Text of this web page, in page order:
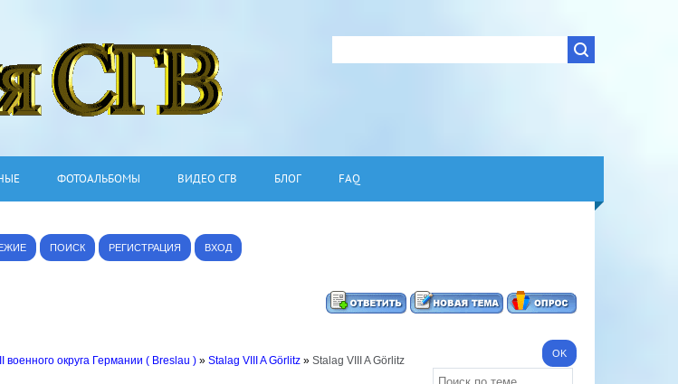
ФОТОАЛЬБОМЫ ВИДЕО СГВ БЛОГ FAQ
ПОИСК РЕГИСТРАЦИЯ ВХОД
военного округа Германии ( Breslau ) » Stalag VIII A Görlitz » Stalag VIII A Görlitz